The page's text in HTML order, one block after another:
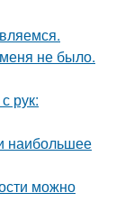
не было.
рук:
наибольшее
можно